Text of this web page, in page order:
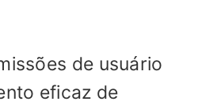
de usuário
eficaz de